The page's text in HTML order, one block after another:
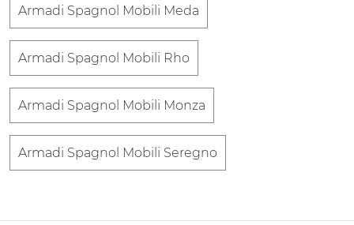
Armadi Spagnol Mobili Meda
Armadi Spagnol Mobili Rho
Armadi Spagnol Mobili Monza
Armadi Spagnol Mobili Seregno